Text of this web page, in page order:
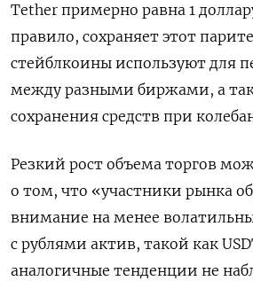
Tether примерно равна 1
правило, сохраняет этот
стейблкоины используют для
между разными биржами, а
сохранения средств при
Резкий рост объема торгов
о том, что «участники рынка
внимание на менее
с рублями актив, такой как
аналогичные тенденции не